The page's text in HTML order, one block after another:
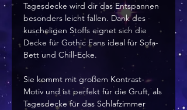
Tagesdecke wird dir das Entspannen
besonders leicht fallen. Dank des
kuscheligen Stoffs eignet sich die
Decke für Gothic Fans ideal für Sofa-
Bett und Chill-Ecke.
Sie kommt mit großem Kontrast-
Motiv und ist perfekt für die Gruft, als
Tagesdecke für das Schlafzimmer